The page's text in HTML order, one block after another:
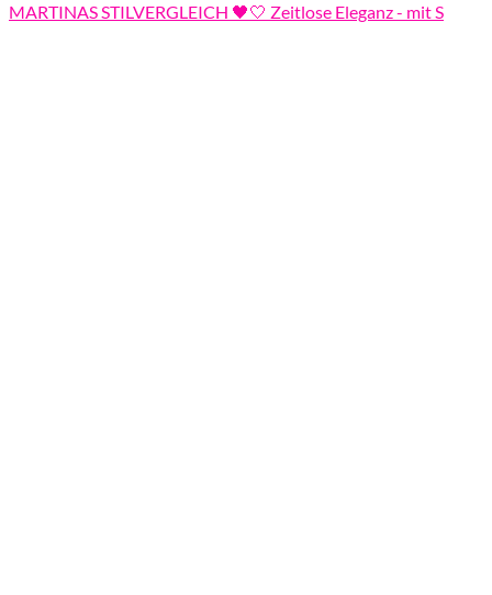
MARTINAS STILVERGLEICH 🖤🤍 Zeitlose Eleganz - mit S